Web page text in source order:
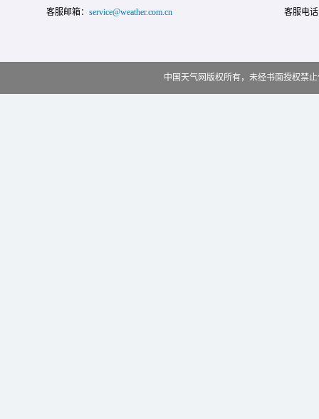
客服邮箱： service@weather.com.cn 客服电
中国天气网版权所有，未经书面授权